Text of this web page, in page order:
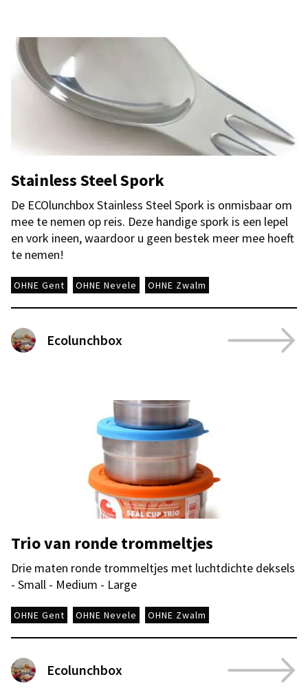
Stainless Steel Spork
De ECOlunchbox Stainless Steel Spork is onmisbaar om
mee te nemen op reis. Deze handige spork is een lepel
en vork ineen, waardoor u geen bestek meer mee hoeft
te nemen!
OHNE Gent OHNE Nevele OHNE Zwalm
Ecolunchbox
Trio van ronde trommeltjes
Drie maten ronde trommeltjes met luchtdichte deksels
- Small - Medium - Large
OHNE Gent OHNE Nevele OHNE Zwalm
Ecolunchbox